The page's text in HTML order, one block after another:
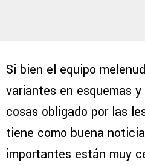
Si bien el equipo
variantes en esquemas
cosas obligado por las
tiene como buena
importantes están muy